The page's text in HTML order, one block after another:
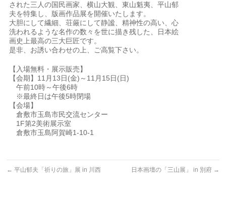
された三人の国民画家、横山大観、東山魁夷、平山郁
夫を特集し、版画作品展を開催いたします。
大胆にして繊細、荘厳にして静謐、精神性の高い、心
洗われるような名作の数々を世に描き残した、日本絵
画史上最高の三大巨匠です。
是非、お誘い合わせの上、ご高覧下さい。
【入場無料・展示販売】
【会期】11月13日(金)～11月15日(日)
午前10時～午後6時
※最終日は午後5時閉場
【会場】
倉敷市玉島市民交流センター
1F第2美術展示室
倉敷市玉島阿賀崎1-10-1
← 平山郁夫「祈りの旅」展 in 川西 日本画壇の「三山展」 in 別府 →